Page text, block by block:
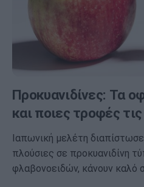
Προκυανιδίνες: Τα
και ποιες τροφές
Ιαπωνική μελέτη
πλούσιες σε προκυανιδίνη
φλαβονοειδών, κάνουν καλό